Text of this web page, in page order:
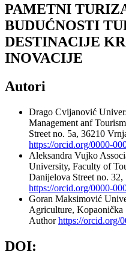
PAMETNI
BUDUĆNOSTI
DESTINACIJE
INOVACIJE
Autori
Drago Cvijanović
Management anf
Street no. 5a, 36210
https://orcid.org/0000-
Aleksandra Vujko
University, Faculty of
Danijelova Street no. 32,
https://orcid.org/0000-
Goran Maksimović
Agriculture, Kopaonička
Authorhttps://orcid.org/
DOI: